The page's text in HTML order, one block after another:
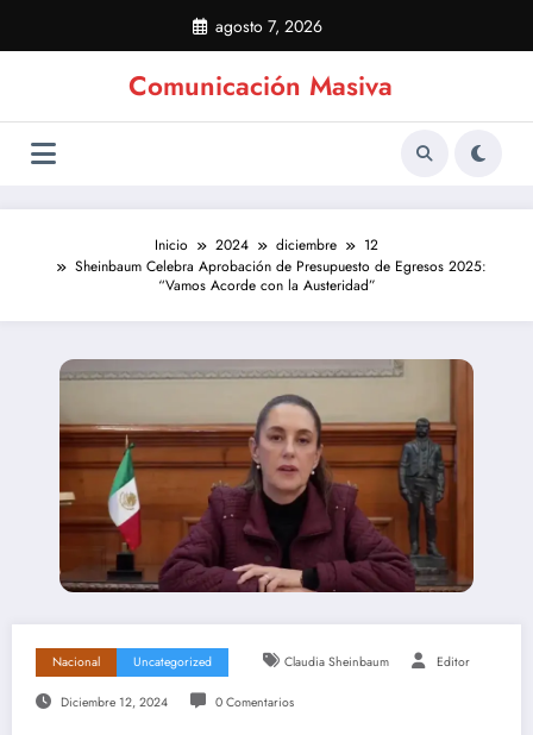
contenido
agosto 7, 2026
Comunicación Masiva
Inicio 2024 diciembre
12
Sheinbaum Celebra Aprobación de Presupuesto de Egresos 2025:
“Vamos Acorde con la Austeridad”
Nacional Uncategorized Claudia Sheinbaum Editor
Diciembre 12, 2024 0 Comentarios